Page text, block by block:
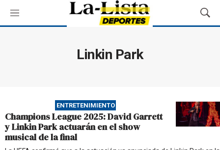
M
e
M
o
ú
s
q
u
Linkin Park
ENTRETENIMIENTO
Champions League 2025: David Garrett
y Linkin Park actuarán en el show
musical de la final